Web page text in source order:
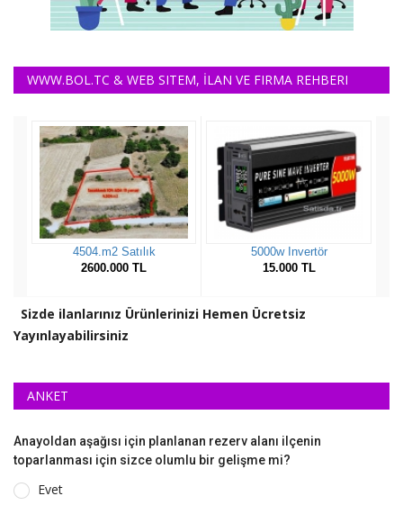
WWW.BOL.TC & WEB SITEM, İLAN VE FIRMA REHBERI
Sizde ilanlarınız Ürünlerinizi Hemen Ücretsiz
Yayınlayabilirsiniz
ANKET
Anayoldan aşağısı için planlanan rezerv alanı ilçenin
toparlanması için sizce olumlu bir gelişme mi?
Evet